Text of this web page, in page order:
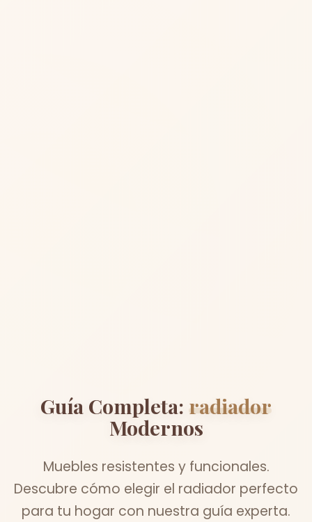
Guía Completa: radiador
Modernos
Muebles resistentes y funcionales.
Descubre cómo elegir el radiador perfecto
para tu hogar con nuestra guía experta.